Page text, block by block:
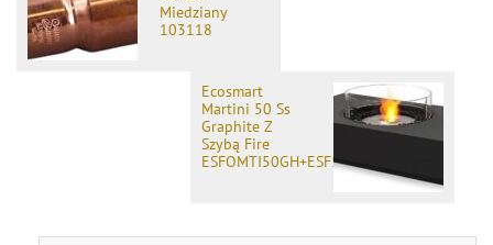
Miedziany
103118
Ecosmart
Martini 50 Ss
Graphite Z
Szybą Fire
ESFOMTI50GH+ESF5AGR530